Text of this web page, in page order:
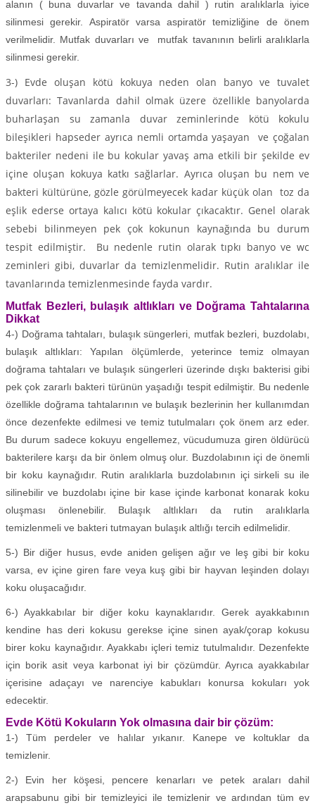
alanın ( buna duvarlar ve tavanda dahil ) rutin aralıklarla iyice
silinmesi gerekir. Aspiratör varsa aspiratör temizliğine de önem
verilmelidir. Mutfak duvarları ve mutfak tavanının belirli aralıklarla
silinmesi gerekir.
3-) Evde oluşan kötü kokuya neden olan banyo ve tuvalet
duvarları: Tavanlarda dahil olmak üzere özellikle banyolarda
buharlaşan su zamanla duvar zeminlerinde kötü kokulu
bileşikleri hapseder ayrıca nemli ortamda yaşayan ve çoğalan
bakteriler nedeni ile bu kokular yavaş ama etkili bir şekilde ev
içine oluşan kokuya katkı sağlarlar. Ayrıca oluşan bu nem ve
bakteri kültürüne, gözle görülmeyecek kadar küçük olan toz da
eşlik ederse ortaya kalıcı kötü kokular çıkacaktır. Genel olarak
sebebi bilinmeyen pek çok kokunun kaynağında bu durum
tespit edilmiştir. Bu nedenle rutin olarak tıpkı banyo ve wc
zeminleri gibi, duvarlar da temizlenmelidir. Rutin aralıklar ile
tavanlarında temizlenmesinde fayda vardır.
Mutfak Bezleri, bulaşık altlıkları ve Doğrama Tahtalarına
Dikkat
4-) Doğrama tahtaları, bulaşık süngerleri, mutfak bezleri, buzdolabı,
bulaşık altlıkları: Yapılan ölçümlerde, yeterince temiz olmayan
doğrama tahtaları ve bulaşık süngerleri üzerinde dışkı bakterisi gibi
pek çok zararlı bakteri türünün yaşadığı tespit edilmiştir. Bu nedenle
özellikle doğrama tahtalarının ve bulaşık bezlerinin her kullanımdan
önce dezenfekte edilmesi ve temiz tutulmaları çok önem arz eder.
Bu durum sadece kokuyu engellemez, vücudumuza giren öldürücü
bakterilere karşı da bir önlem olmuş olur. Buzdolabının içi de önemli
bir koku kaynağıdır. Rutin aralıklarla buzdolabının içi sirkeli su ile
silinebilir ve buzdolabı içine bir kase içinde karbonat konarak koku
oluşması önlenebilir. Bulaşık altlıkları da rutin aralıklarla
temizlenmeli ve bakteri tutmayan bulaşık altlığı tercih edilmelidir.
5-) Bir diğer husus, evde aniden gelişen ağır ve leş gibi bir koku
varsa, ev içine giren fare veya kuş gibi bir hayvan leşinden dolayı
koku oluşacağıdır.
6-) Ayakkabılar bir diğer koku kaynaklarıdır. Gerek ayakkabının
kendine has deri kokusu gerekse içine sinen ayak/çorap kokusu
birer koku kaynağıdır. Ayakkabı içleri temiz tutulmalıdır. Dezenfekte
için borik asit veya karbonat iyi bir çözümdür. Ayrıca ayakkabılar
içerisine adaçayı ve narenciye kabukları konursa kokuları yok
edecektir.
Evde Kötü Kokuların Yok olmasına dair bir çözüm:
1-) Tüm perdeler ve halılar yıkanır. Kanepe ve koltuklar da
temizlenir.
2-) Evin her köşesi, pencere kenarları ve petek araları dahil
arapsabunu gibi bir temizleyici ile temizlenir ve ardından tüm ev